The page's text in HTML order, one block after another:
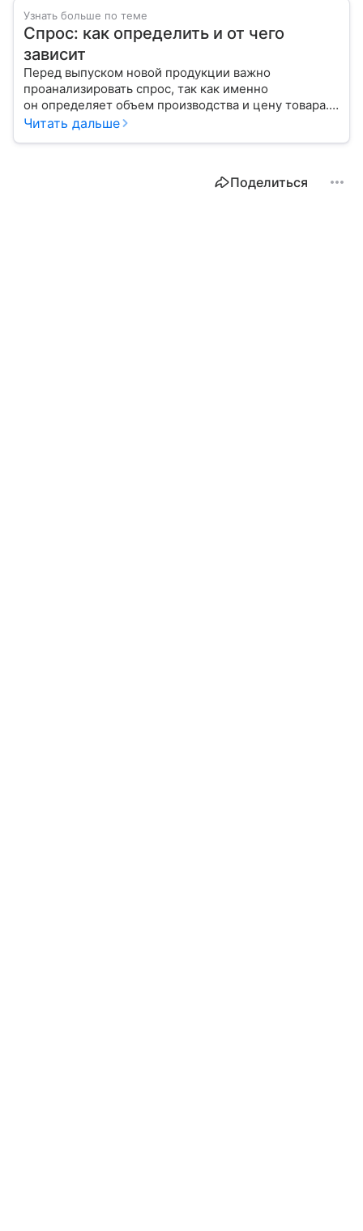
Узнать больше по теме
Спрос: как определить и от чего
зависит
Перед выпуском новой продукции важно
проанализировать спрос, так как именно
он определяет объем производства и цену товара.
С помощью эксперта расскажем, как рассчитать
Читать дальше
Поделиться